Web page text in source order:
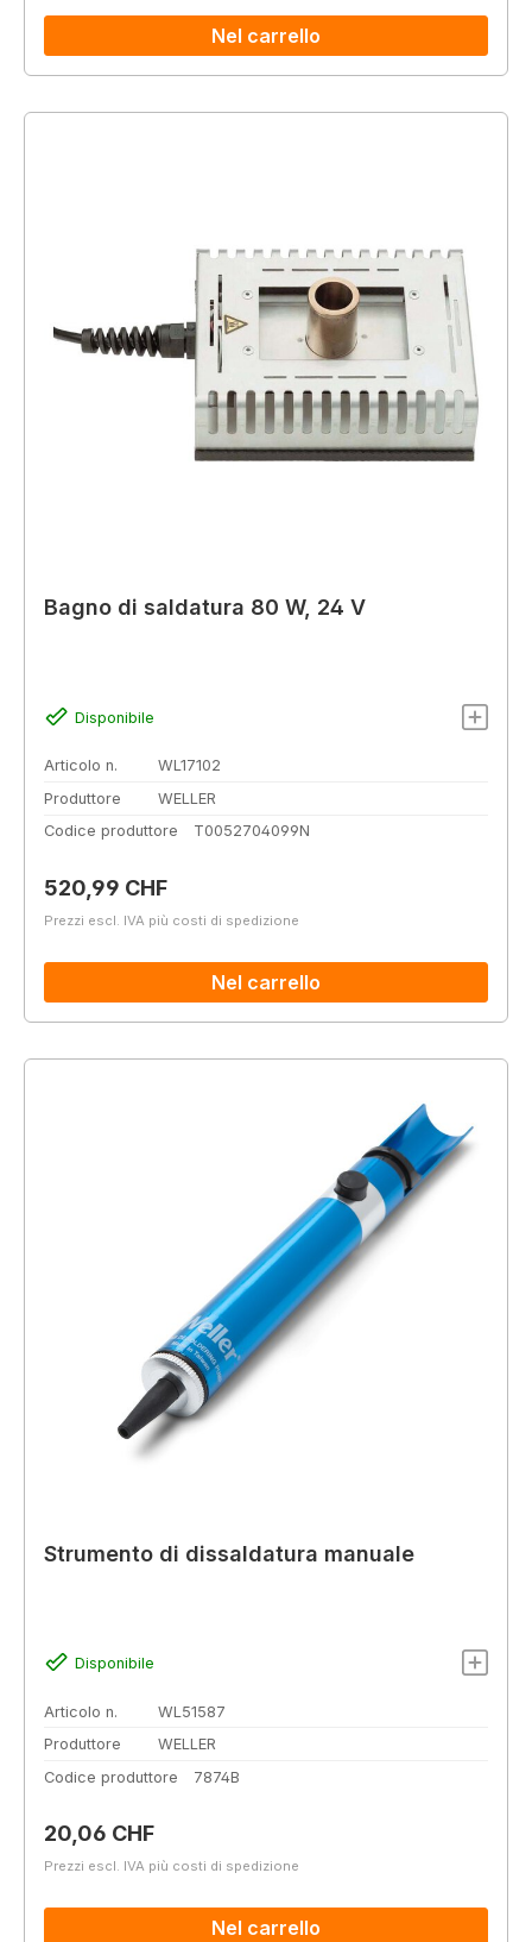
Nel carrello
Bagno di saldatura 80 W, 24 V
Disponibile
Articolo n.
WL17102
Produttore
WELLER
Codice produttore
T0052704099N
Prezzo normale:
520,99 CHF
Prezzi escl. IVA più costi di spedizione
Nel carrello
Strumento di dissaldatura manuale
Disponibile
Articolo n.
WL51587
Produttore
WELLER
Codice produttore
7874B
Prezzo normale:
20,06 CHF
Prezzi escl. IVA più costi di spedizione
Nel carrello